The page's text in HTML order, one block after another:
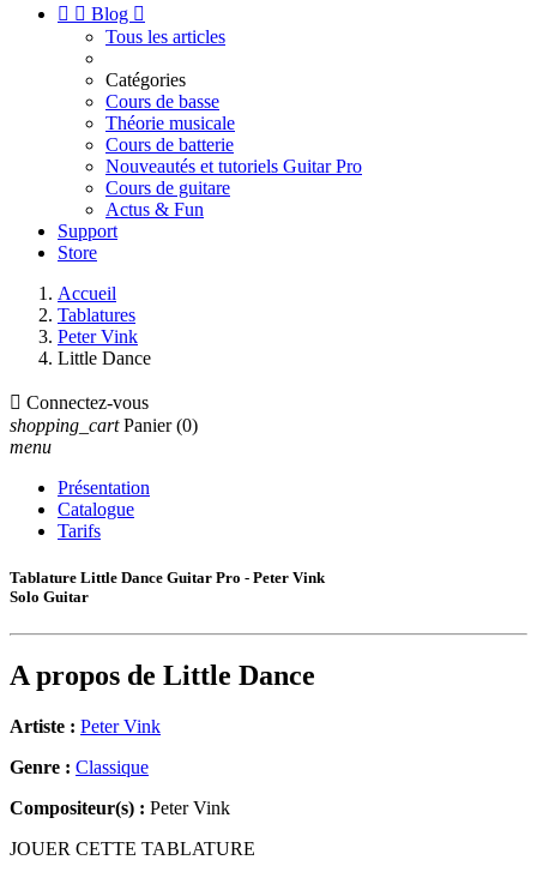
  Blog 
Tous les articles
Catégories
Cours de basse
Théorie musicale
Cours de batterie
Nouveautés et tutoriels Guitar Pro
Cours de guitare
Actus & Fun
Support
Store
Accueil
Tablatures
Peter Vink
Little Dance
 Connectez-vous
shopping_cart Panier (0)
menu
Présentation
Catalogue
Tarifs
Tablature Little Dance Guitar Pro - Peter Vink
Solo Guitar
A propos de Little Dance
Artiste : Peter Vink
Genre : Classique
Compositeur(s) : Peter Vink
JOUER CETTE TABLATURE